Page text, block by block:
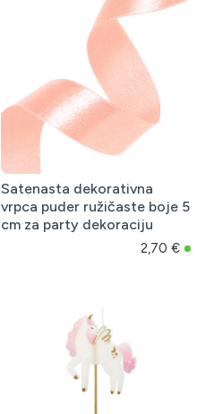
Satenasta dekorativna
vrpca puder ružičaste boje 5
cm za party dekoraciju
2,70 €